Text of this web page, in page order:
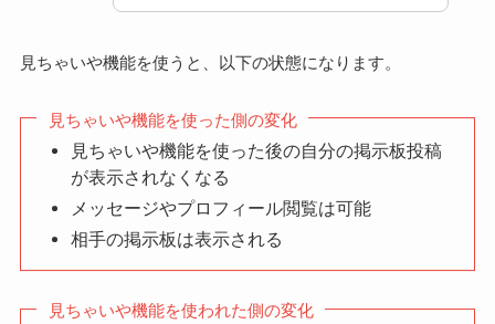
見ちゃいや機能を使うと、以下の状態になります。
見ちゃいや機能を使った側の変化
見ちゃいや機能を使った後の自分の掲示板投稿
が表示されなくなる
メッセージやプロフィール閲覧は可能
相手の掲示板は表示される
見ちゃいや機能を使われた側の変化